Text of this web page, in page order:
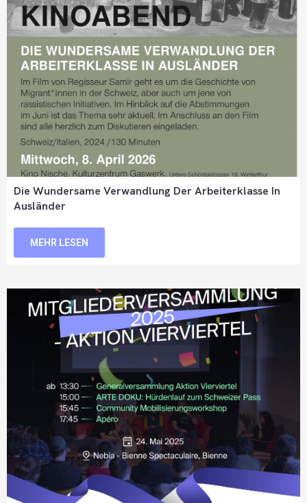
Die Wundersame Verwandlung Der Arbeiterklasse In
Ausländer
MEHR LESEN